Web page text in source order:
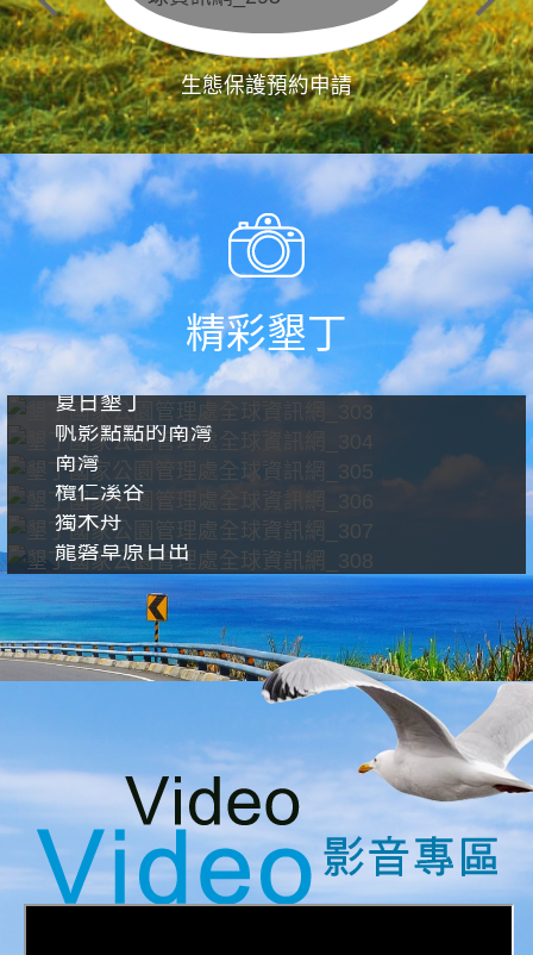
生態保護預約申請
精彩墾丁
夏日墾丁
帆影點點的南灣
南灣
欖仁溪谷
獨木舟
龍磐草原日出